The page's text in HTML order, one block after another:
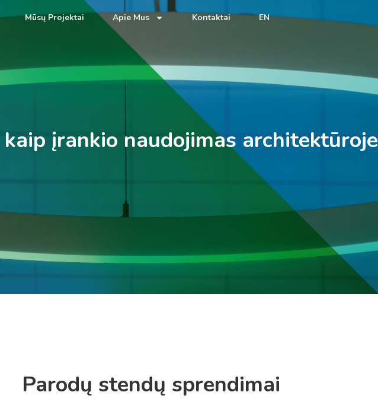
Mūsų Projektai Apie Mus Kontaktai EN
kaip įrankio naudojimas architektūroje
Parodų stendų sprendimai